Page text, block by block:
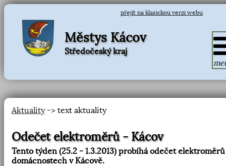
přejít na klasickou verzi webu
Městys Kácov
Středočeský kraj
Aktuality-> text aktuality
Odečet elektroměrů - Kácov
Tento týden (25.2 - 1.3.2013) probíhá odečet
domácnostech v Kácově.